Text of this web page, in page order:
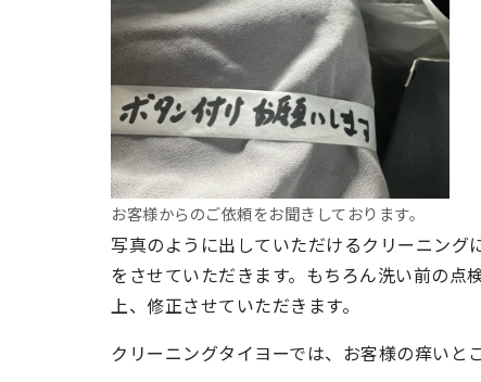
お客様からのご依頼をお聞きしております。
写真のように出していただけるクリーニン
をさせていただきます。もちろん洗い前の
上、修正させていただきます。
クリーニングタイヨーでは、お客様の痒い